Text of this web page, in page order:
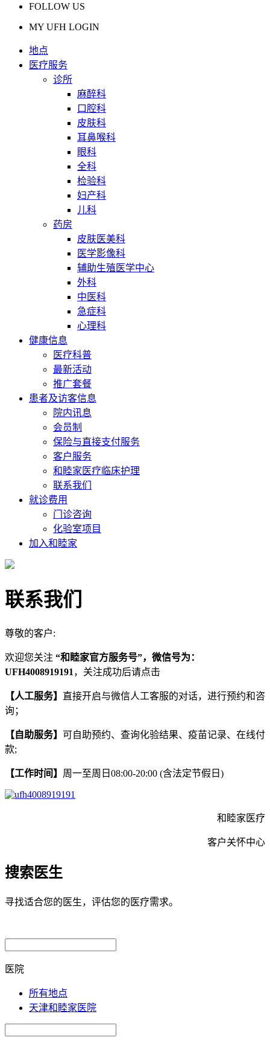
FOLLOW US
MY UFH LOGIN
地点
医疗服务
诊所
麻醉科
口腔科
皮肤科
耳鼻喉科
眼科
全科
检验科
妇产科
儿科
药房
皮肤医美科
医学影像科
辅助生殖医学中心
外科
中医科
急症科
心理科
健康信息
医疗科普
最新活动
推广套餐
患者及访客信息
院内讯息
会员制
保险与直接支付服务
客户服务
和睦家医疗临床护理
联系我们
就诊费用
门诊咨询
化验室项目
加入和睦家
联系我们
尊敬的客户:
欢迎您关注 “和睦家官方服务号”，微信号为：
UFH4008919191 ，关注成功后请点击
【人工服务】 直接开启与微信人工客服的对话，进行预约和咨
询；
【自助服务】 可自助预约、查询化验结果、疫苗记录、在线付
款;
【工作时间】 周一至周日08:00-20:00 (含法定节假日)
和睦家医疗
客户关怀中心
搜索医生
寻找适合您的医生，评估您的医疗需求。
医院
所有地点
天津和睦家医院